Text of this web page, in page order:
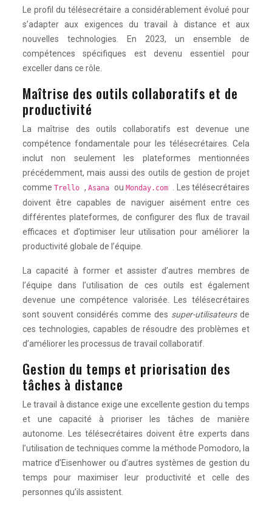
Le profil du télésecrétaire a considérablement évolué pour
s’adapter aux exigences du travail à distance et aux
nouvelles technologies. En 2023, un ensemble de
compétences spécifiques est devenu essentiel pour
exceller dans ce rôle.
Maîtrise des outils collaboratifs et de
productivité
La maîtrise des outils collaboratifs est devenue une
compétence fondamentale pour les télésecrétaires. Cela
inclut non seulement les plateformes mentionnées
précédemment, mais aussi des outils de gestion de projet
commeTrello ,Asana ou Monday.com
. Les télésecrétaires
doivent être capables de naviguer aisément entre ces
différentes plateformes, de configurer des flux de travail
efficaces et d’optimiser leur utilisation pour améliorer la
productivité globale de l’équipe.
La capacité à former et assister d’autres membres de
l’équipe dans l’utilisation de ces outils est également
devenue une compétence valorisée. Les télésecrétaires
sont souvent considérés comme des super-utilisateurs de
ces technologies, capables de résoudre des problèmes et
d’améliorer les processus de travail collaboratif.
Gestion du temps et priorisation des
tâches à distance
Le travail à distance exige une excellente gestion du temps
et une capacité à prioriser les tâches de manière
autonome. Les télésecrétaires doivent être experts dans
l’utilisation de techniques comme la méthode Pomodoro, la
matrice d’Eisenhower ou d’autres systèmes de gestion du
temps pour maximiser leur productivité et celle des
personnes qu’ils assistent.